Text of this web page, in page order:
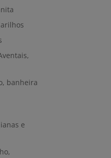
banheira
e